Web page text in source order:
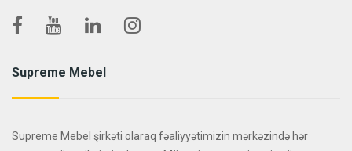
Supreme Mebel
Supreme Mebel şirkəti olaraq fəaliyyətimizin mərkəzində hər